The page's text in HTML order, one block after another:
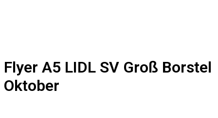
Flyer A5 LIDL SV Groß Borstel
Oktober